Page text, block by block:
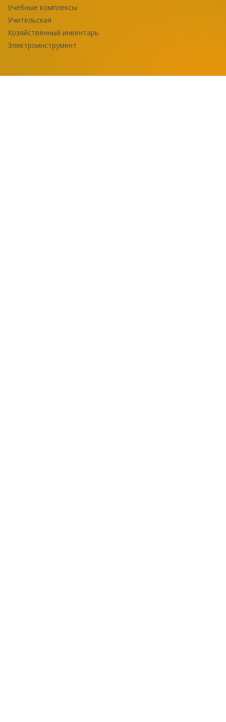
Учебные комплексы
Учительская
Хозяйственный инвентарь
Электроинструмент